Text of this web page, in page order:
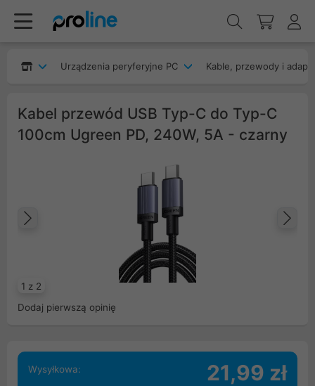
Urządzenia peryferyjne PC Kable, przewody i
Kabel przewód USB Typ-C do Typ-C
100cm Ugreen PD, 240W, 5A - czarny
1 z 2
Dodaj pierwszą opinię
Wysyłkowa: 21,99 zł